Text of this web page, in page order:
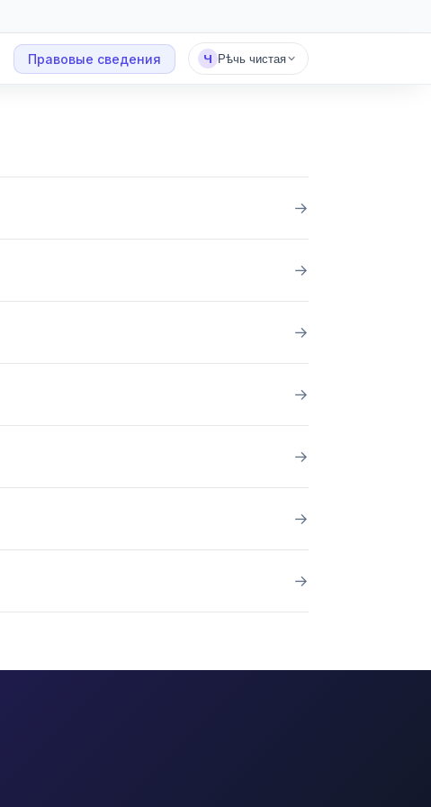
Правовые сведения Ч Рѣчь чистая